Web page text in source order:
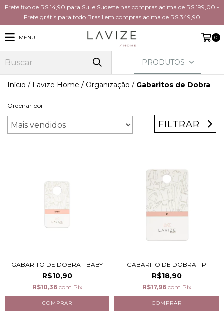
Frete fixo de R$ 14,90 para Sul e Sudeste nas compras acima de R$ 199,00 -
Frete grátis para todo Brasil em compras acima de R$ 349,90
MENU 0
PRODUTOS
Início / Lavize Home / Organização / Gabaritos de Dobra
Ordenar por
FILTRAR
GABARITO DE DOBRA - BABY
R$10,90
R$10,36 com Pix
GABARITO DE DOBRA - P
R$18,90
R$17,96 com Pix